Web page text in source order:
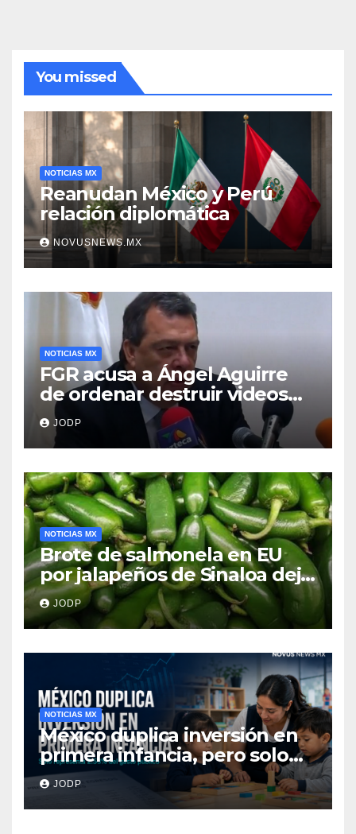
You missed
NOTICIAS MX
Reanudan México y Perú
relación diplomática
NOVUSNEWS.MX
NOTICIAS MX
FGR acusa a Ángel Aguirre
de ordenar destruir videos
clave del caso Ayotzinapa
JODP
NOTICIAS MX
Brote de salmonela en EU
por jalapeños de Sinaloa deja
345 enfermos y 36
hospitalizados
JODP
NOTICIAS MX
México duplica inversión en
primera infancia, pero solo
destina 2.53% del gasto
público
JODP